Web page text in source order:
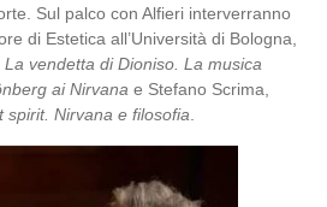
Sul palco con Alfieri interverranno
di Estetica all’Università di Bologna,
La vendetta di Dioniso. La musica
ai Nirvana e Stefano Scrima,
spirit. Nirvana e filosofia.